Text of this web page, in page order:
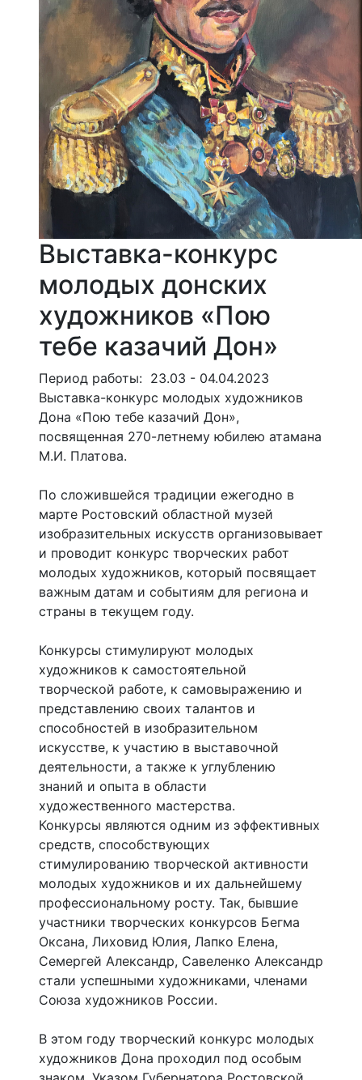
Выставка-конкурс
молодых донских
художников «Пою
тебе казачий Дон»
Период работы: 23.03 - 04.04.2023
Выставка-конкурс молодых художников
Дона «Пою тебе казачий Дон»,
посвященная 270-летнему юбилею атамана
М.И. Платова.
По сложившейся традиции ежегодно в
марте Ростовский областной музей
изобразительных искусств организовывает
и проводит конкурс творческих работ
молодых художников, который посвящает
важным датам и событиям для региона и
страны в текущем году.
Конкурсы стимулируют молодых
художников к самостоятельной
творческой работе, к самовыражению и
представлению своих талантов и
способностей в изобразительном
искусстве, к участию в выставочной
деятельности, а также к углублению
знаний и опыта в области
художественного мастерства.
Конкурсы являются одним из эффективных
средств, способствующих
стимулированию творческой активности
молодых художников и их дальнейшему
профессиональному росту. Так, бывшие
участники творческих конкурсов Бегма
Оксана, Лиховид Юлия, Лапко Елена,
Семергей Александр, Савеленко Александр
стали успешными художниками, членами
Союза художников России.
В этом году творческий конкурс молодых
художников Дона проходил под особым